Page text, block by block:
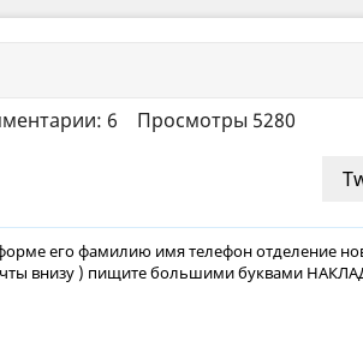
6 Просмотры 5280
его фамилию имя телефон отделение
внизу ) пищите большими буквами